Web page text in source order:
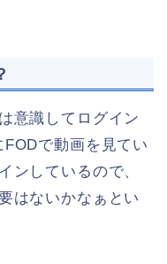
意識してログイン
で動画を見てい
ンしているので、
はないかなぁとい